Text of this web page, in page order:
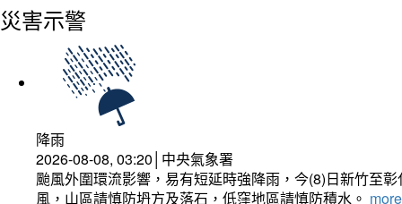
災害示警
降雨
2026-08-08, 03:20│中央氣象署
颱風外圍環流影響，易有短延時強降雨，今(8)日新竹至
風，山區請慎防坍方及落石，低窪地區請慎防積水。